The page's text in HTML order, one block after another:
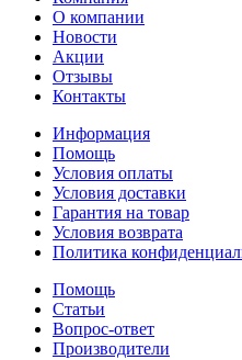
О компании
Новости
Акции
Отзывы
Контакты
Информация
Помощь
Условия оплаты
Условия доставки
Гарантия на товар
Условия возврата
Политика
Помощь
Статьи
Вопрос-ответ
Производители